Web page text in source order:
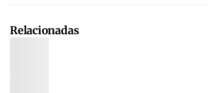
Relacionadas